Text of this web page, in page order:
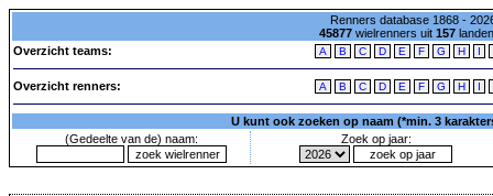
Renners database 1868 -
45877wielrenners uit 157
Overzicht teams:
A B C D E F G H I
Overzicht renners: A B C D E F G H I
U kunt ook zoeken op naam (*min. 3
(Gedeelte van de) naam:
Zoek op jaar: